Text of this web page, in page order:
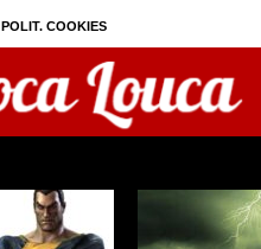
POLIT. COOKIES